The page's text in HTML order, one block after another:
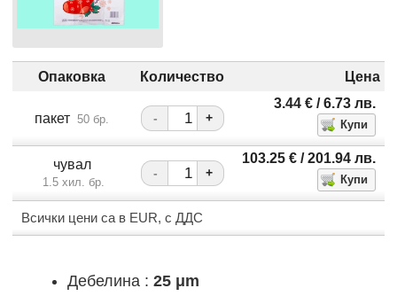
Опаковка Количество Цена
пакет 50 бр. - +
3.44 €/ 6.73 лв.
чувал
1.5 хил. бр.
- +
103.25 €/ 201.94 лв.
Всички цени са в EUR, с ДДС
Дебелина : 25 μm